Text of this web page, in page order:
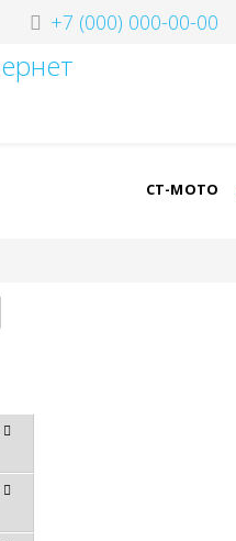
+7 (000) 000-00-00
СТ-МОТО